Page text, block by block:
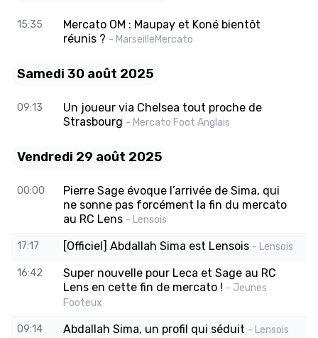
15:35
Mercato OM : Maupay et Koné bientôt
réunis ? - MarseilleMercato
Samedi 30 août 2025
09:13
Un joueur via Chelsea tout proche de
Strasbourg - Mercato Foot Anglais
Vendredi 29 août 2025
00:00
Pierre Sage évoque l’arrivée de Sima, qui
ne sonne pas forcément la fin du mercato
au RC Lens - Lensois
17:17 [Officiel] Abdallah Sima est Lensois - Lensois
16:42
Super nouvelle pour Leca et Sage au RC
Lens en cette fin de mercato ! - Jeunes
Footeux
09:14 Abdallah Sima, un profil qui séduit - Lensois